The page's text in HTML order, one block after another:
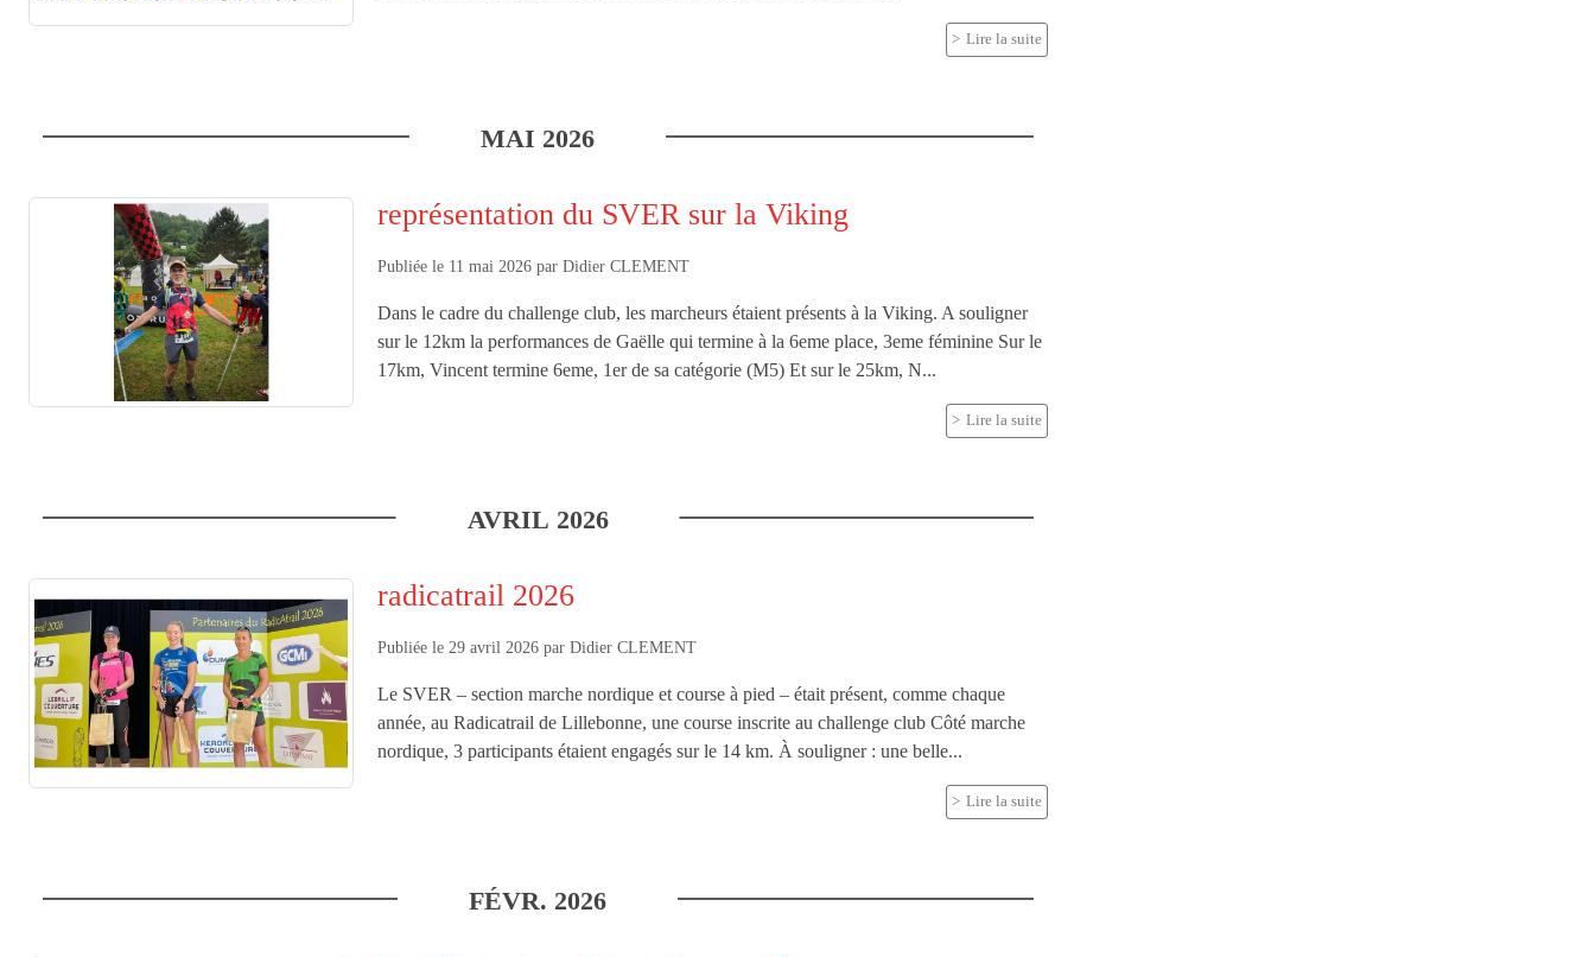
Lire la suite
MAI 2026
représentation du SVER sur la Viking
Publiée le 11 mai 2026 parDidier CLEMENT
Dans le cadre du challenge club, les marcheurs étaient présents à la Viking. A souligner
sur le 12km la performances de Gaëlle qui termine à la 6eme place, 3eme féminine Sur le
17km, Vincent termine 6eme, 1er de sa catégorie (M5) Et sur le 25km, N...
Lire la suite
AVRIL 2026
radicatrail 2026
Publiée le 29 avril 2026 parDidier CLEMENT
Le SVER – section marche nordique et course à pied – était présent, comme chaque
année, au Radicatrail de Lillebonne, une course inscrite au challenge club Côté marche
nordique, 3 participants étaient engagés sur le 14 km. À souligner : une belle...
Lire la suite
FÉVR. 2026